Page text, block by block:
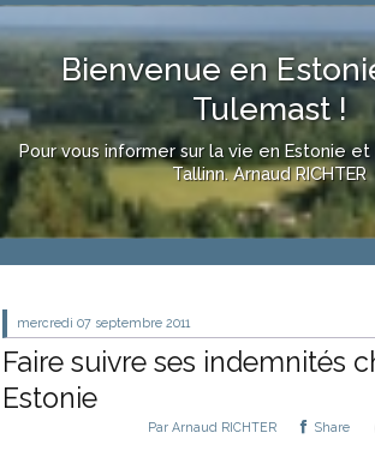
Bienvenue en
Tulemast !
Pour vous informer sur la vie en Estonie
Tallinn. Arnaud RICHTER
mercredi 07 septembre 2011
Faire suivre ses indemnités
Estonie
Par Arnaud RICHTER Share